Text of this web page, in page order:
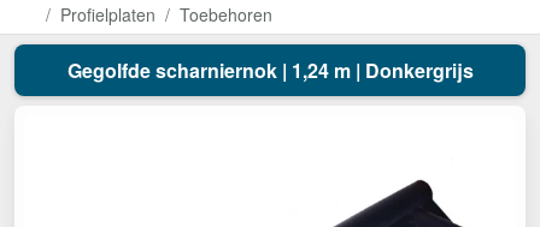
Profielplaten Toebehoren
Gegolfde scharniernok | 1,24 m | Donkergrijs